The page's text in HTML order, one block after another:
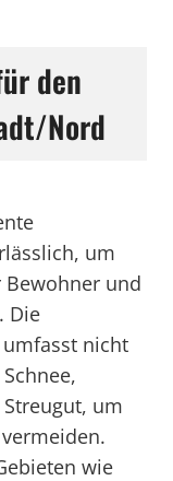
den
Nord
um
und
Die
nicht
um
wie